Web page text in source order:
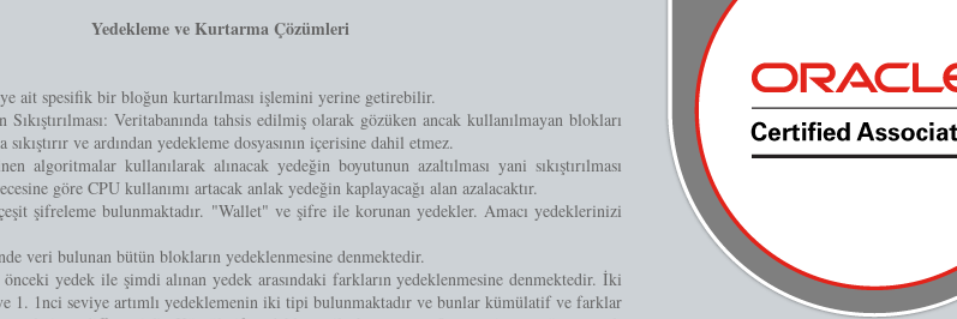
Yedekleme ve Kurtarma Çözümleri
ait spesifik bir bloğun kurtarılması işlemini yerine getirebilir.
Veritabanında tahsis edilmiş olarak gözüken ancak kullanılmayan blokları
sıkıştırır ve ardından yedekleme dosyasının içerisine dahil etmez.
algoritmalar kullanılarak alınacak yedeğin boyutunun azaltılması yani sıkıştırılması
göre CPU kullanımı artacak anlak yedeğin kaplayacağı alan azalacaktır.
şifreleme bulunmaktadır. "Wallet" ve şifre ile korunan yedekler. Amacı yedeklerinizi
veri bulunan bütün blokların yedeklenmesine denmektedir.
yedek ile şimdi alınan yedek arasındaki farkların yedeklenmesine denmektedir. İki
1. 1nci seviye artımlı yedeklemenin iki tipi bulunmaktadır ve bunlar kümülatif ve farklar